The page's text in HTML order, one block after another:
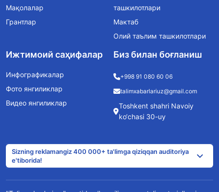
Мақолалар
Грантлар
ташкилотлари
Мактаб
Олий таълим ташкилотлари
Ижтимоий саҳифалар
Инфографикалар
Фото янгиликлар
Видео янгиликлар
Биз билан боғланиш
+998 91 080 60 06
talimxabarlariuz@gmail.com
Toshkent shahri Navoiy
ko‘chasi 30-uy
Sizning reklamangiz 400 000+ ta'limga qiziqqan auditoriya
e'tiborida!